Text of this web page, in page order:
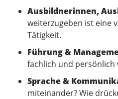
Ausbildnerinnen,
weiterzugeben ist eine
Tätigkeit.
Führung &
fachlich und persönlich
Sprache &
miteinander? Wie